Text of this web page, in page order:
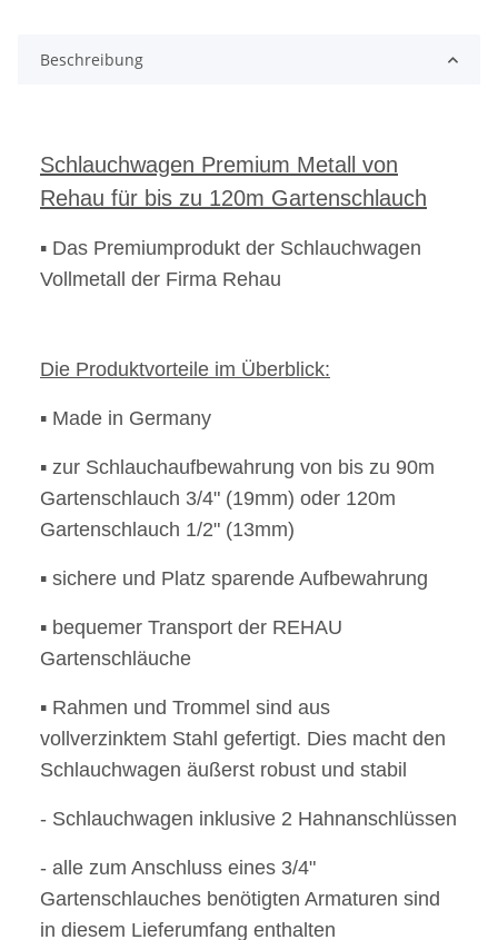
Beschreibung
Schlauchwagen Premium Metall von
Rehau für bis zu 120m Gartenschlauch
▪ Das Premiumprodukt der Schlauchwagen
Vollmetall der Firma Rehau
Die Produktvorteile im Überblick:
▪ Made in Germany
▪ zur Schlauchaufbewahrung von bis zu 90m
Gartenschlauch 3/4" (19mm) oder 120m
Gartenschlauch 1/2" (13mm)
▪ sichere und Platz sparende Aufbewahrung
▪ bequemer Transport der REHAU
Gartenschläuche
▪ Rahmen und Trommel sind aus
vollverzinktem Stahl gefertigt. Dies macht den
Schlauchwagen äußerst robust und stabil
- Schlauchwagen inklusive 2 Hahnanschlüssen
- alle zum Anschluss eines 3/4"
Gartenschlauches benötigten Armaturen sind
in diesem Lieferumfang enthalten